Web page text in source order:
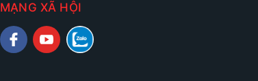
MẠNG XÃ HỘI